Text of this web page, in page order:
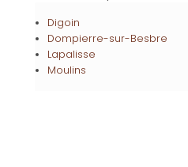
Digoin
Dompierre-sur-Besbre
Lapalisse
Moulins